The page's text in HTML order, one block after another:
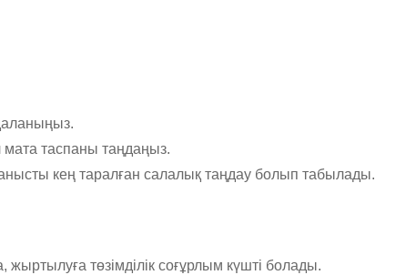
мата таспаны таңдаңыз.
кең таралған салалық таңдау болып табылады.
төзімділік соғұрлым күшті болады.